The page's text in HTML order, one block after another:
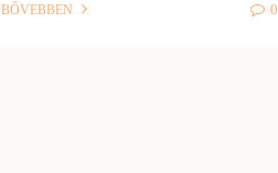
BŐVEBBEN 0